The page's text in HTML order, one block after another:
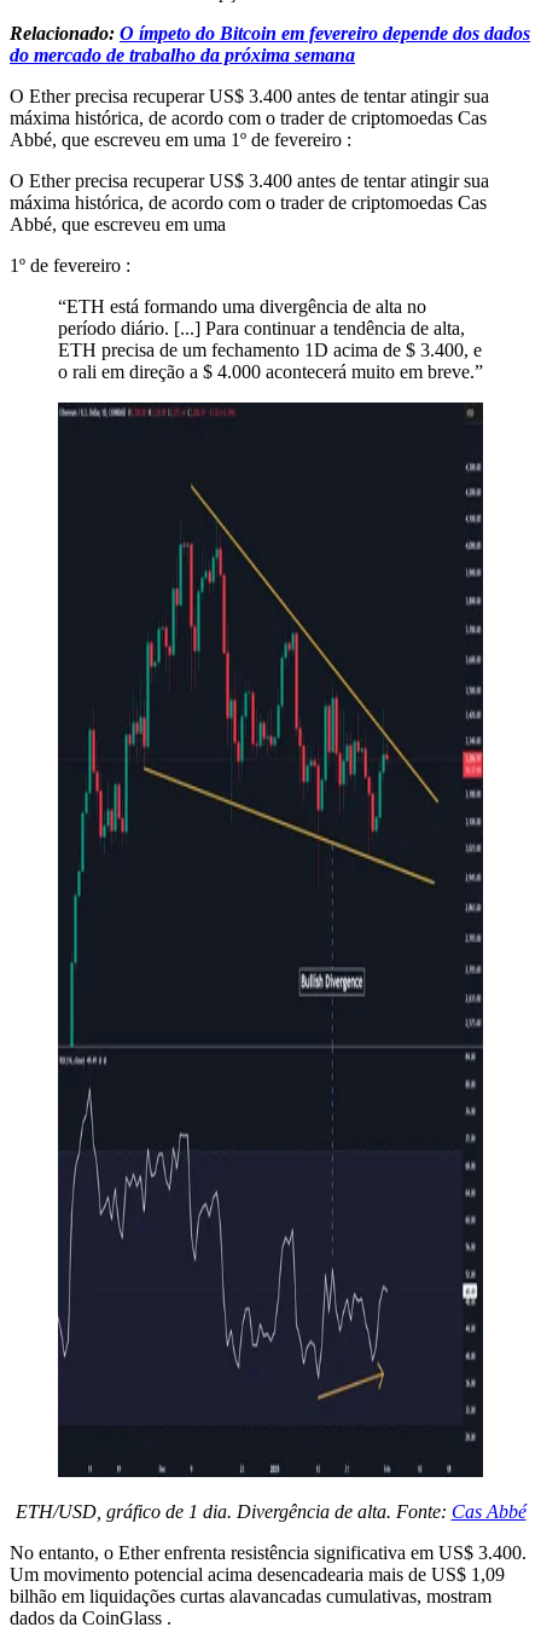
Relacionado: O ímpeto do Bitcoin em fevereiro depende dos dados
do mercado de trabalho da próxima semana
O Ether precisa recuperar US$ 3.400 antes de tentar atingir sua
máxima histórica, de acordo com o trader de criptomoedas Cas
Abbé, que escreveu em uma 1º de fevereiro :
O Ether precisa recuperar US$ 3.400 antes de tentar atingir sua
máxima histórica, de acordo com o trader de criptomoedas Cas
Abbé, que escreveu em uma
1º de fevereiro :
“ETH está formando uma divergência de alta no
período diário. [...] Para continuar a tendência de alta,
ETH precisa de um fechamento 1D acima de $ 3.400, e
o rali em direção a $ 4.000 acontecerá muito em breve.”
ETH/USD, gráfico de 1 dia. Divergência de alta. Fonte: Cas Abbé
No entanto, o Ether enfrenta resistência significativa em US$ 3.400.
Um movimento potencial acima desencadearia mais de US$ 1,09
bilhão em liquidações curtas alavancadas cumulativas, mostram
dados da CoinGlass .